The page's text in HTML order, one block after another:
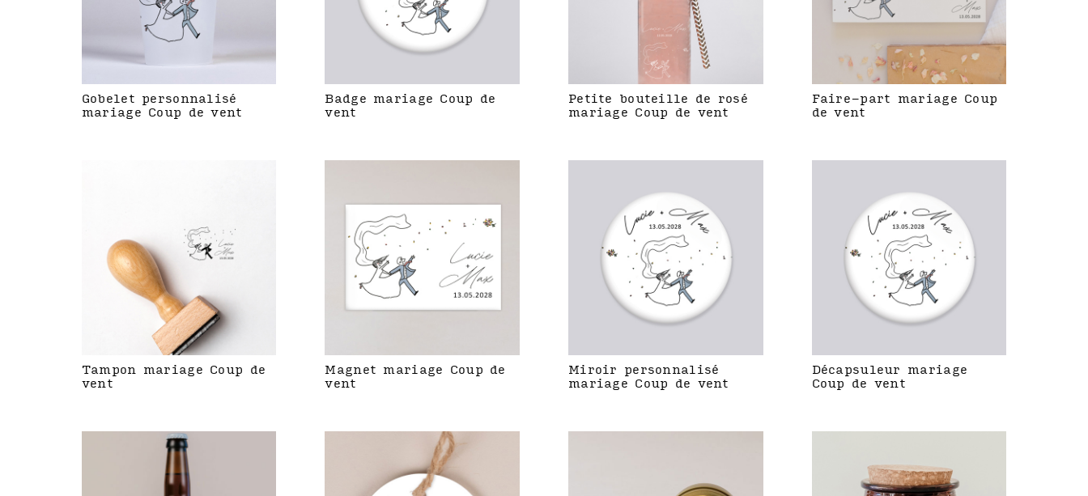
Gobelet personnalisé
mariage Coup de vent
Badge mariage Coup de
vent
Petite bouteille de rosé
mariage Coup de vent
Faire-part mariage Coup
de vent
Tampon mariage Coup de
vent
Magnet mariage Coup de
vent
Miroir personnalisé
mariage Coup de vent
Décapsuleur mariage
Coup de vent